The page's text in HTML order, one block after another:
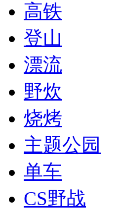
高铁
登山
漂流
野炊
烧烤
主题公园
单车
CS野战